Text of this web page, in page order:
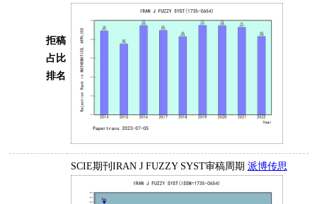
拒稿
占比
排名
SCIE期刊IRAN J FUZZY SYST审稿周期 派博传思